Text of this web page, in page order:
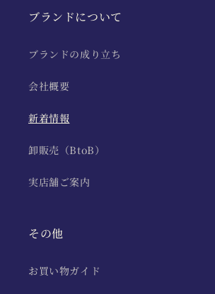
ブランドについて
ブランドの成り立ち
会社概要
新着情報
卸販売（BtoB）
実店舗ご案内
その他
お買い物ガイド